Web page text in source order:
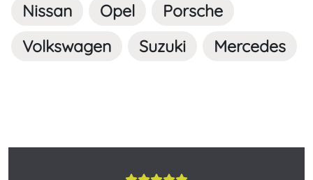
Nissan
Opel
Porsche
Volkswagen
Suzuki Mercedes